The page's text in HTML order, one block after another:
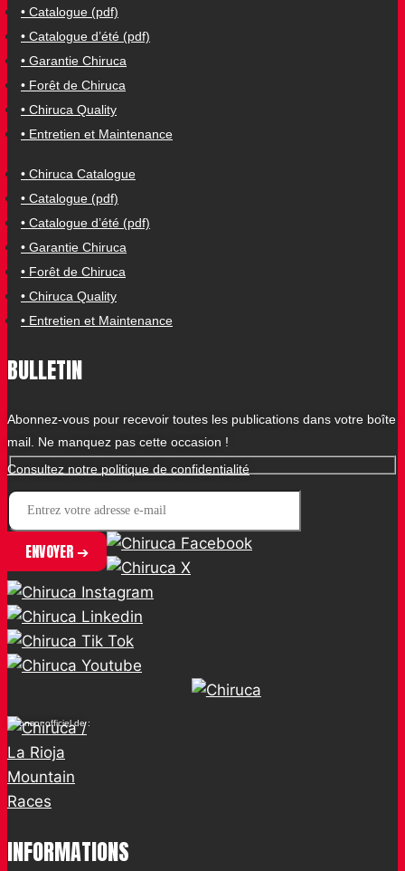
• Catalogue (pdf)
• Catalogue d’été (pdf)
• Garantie Chiruca
• Forêt de Chiruca
• Chiruca Quality
• Entretien et Maintenance
• Chiruca Catalogue
• Catalogue (pdf)
• Catalogue d’été (pdf)
• Garantie Chiruca
• Forêt de Chiruca
• Chiruca Quality
• Entretien et Maintenance
BULLETIN
Abonnez-vous pour recevoir toutes les publications dans votre boîte
mail. Ne manquez pas cette occasion !
Consultez notre politique de confidentialité
Sponsor officiel de :
INFORMATIONS